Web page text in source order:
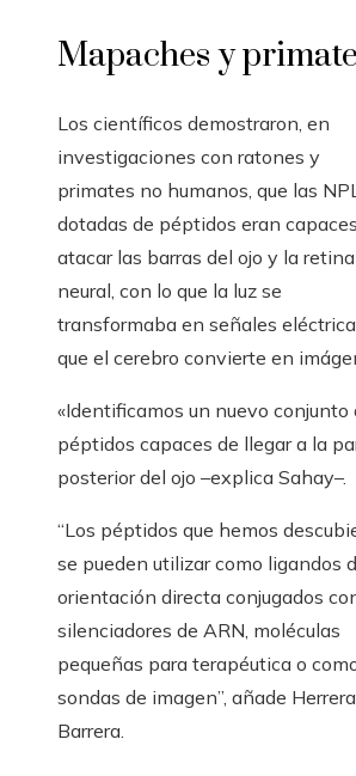
Mapaches y
Los científicos demostraron, en
investigaciones con ratones y
primates no humanos, que las
dotadas de péptidos eran
atacar las barras del ojo y la retina
neural, con lo que la luz se
transformaba en señales
que el cerebro convierte en
«Identificamos un nuevo conjunto
péptidos capaces de llegar a la
posterior del ojo –explica Sahay–.
“Los péptidos que hemos
se pueden utilizar como ligandos
orientación directa conjugados
silenciadores de ARN, moléculas
pequeñas para terapéutica o
sondas de imagen”, añade
Barrera.